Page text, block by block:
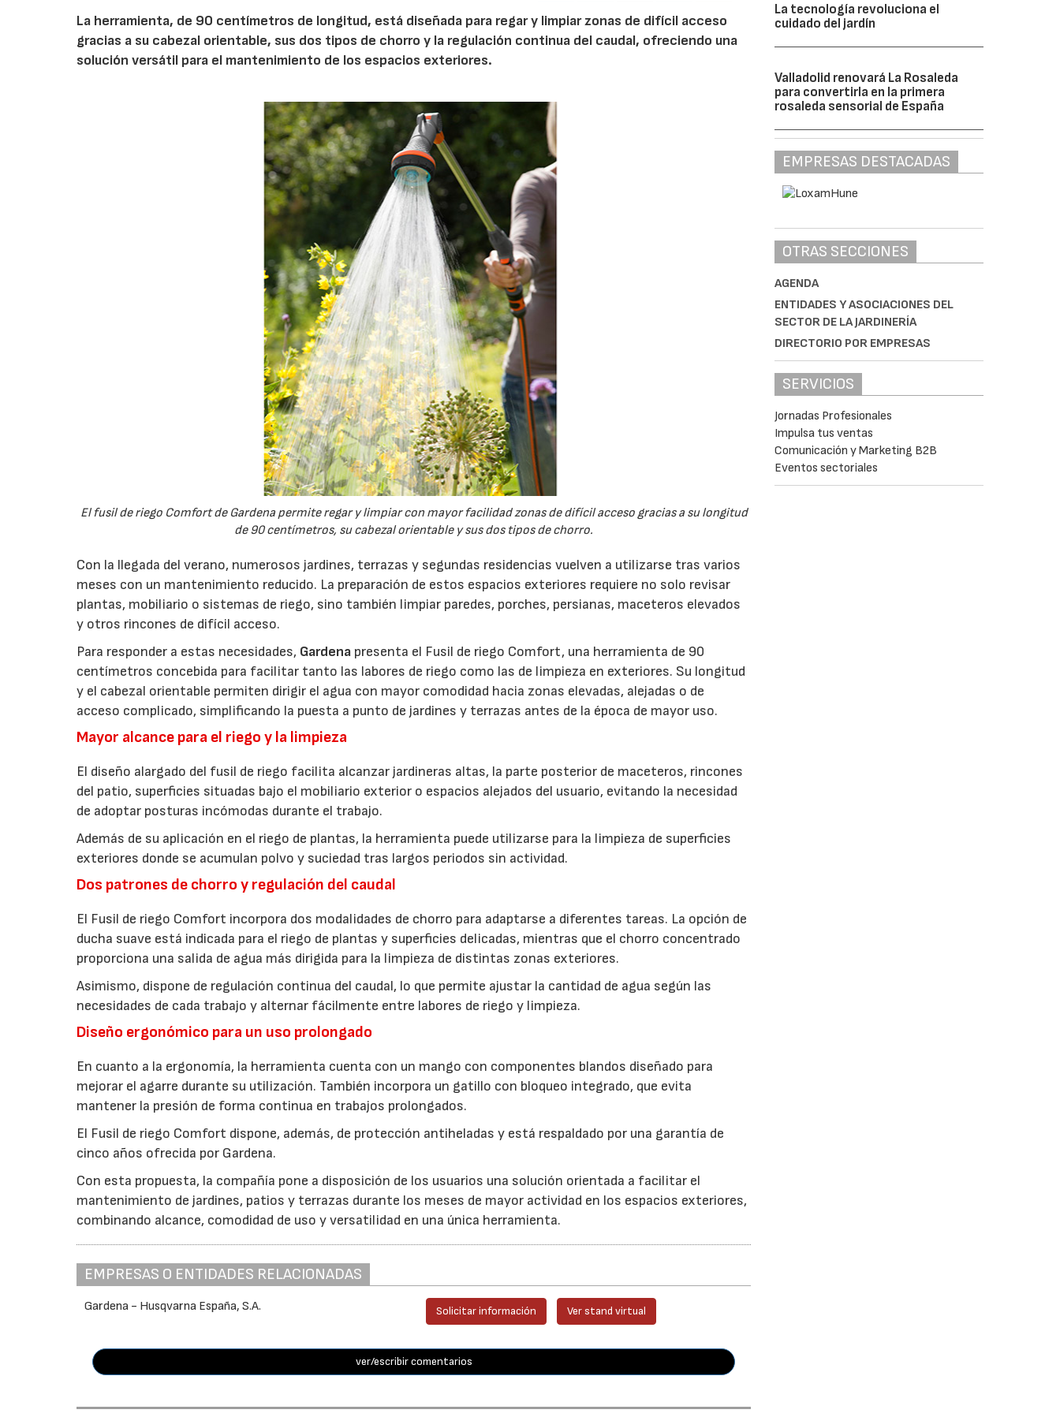
La herramienta, de 90 centímetros de longitud, está diseñada para regar y limpiar zonas de difícil acceso
gracias a su cabezal orientable, sus dos tipos de chorro y la regulación continua del caudal, ofreciendo una
solución versátil para el mantenimiento de los espacios exteriores.
El fusil de riego Comfort de Gardena permite regar y limpiar con mayor facilidad zonas de difícil acceso gracias a su longitud
de 90 centímetros, su cabezal orientable y sus dos tipos de chorro.
Con la llegada del verano, numerosos jardines, terrazas y segundas residencias vuelven a utilizarse tras varios
meses con un mantenimiento reducido. La preparación de estos espacios exteriores requiere no solo revisar
plantas, mobiliario o sistemas de riego, sino también limpiar paredes, porches, persianas, maceteros elevados
y otros rincones de difícil acceso.
Para responder a estas necesidades, Gardena presenta el Fusil de riego Comfort, una herramienta de 90
centímetros concebida para facilitar tanto las labores de riego como las de limpieza en exteriores. Su longitud
y el cabezal orientable permiten dirigir el agua con mayor comodidad hacia zonas elevadas, alejadas o de
acceso complicado, simplificando la puesta a punto de jardines y terrazas antes de la época de mayor uso.
Mayor alcance para el riego y la limpieza
El diseño alargado del fusil de riego facilita alcanzar jardineras altas, la parte posterior de maceteros, rincones
del patio, superficies situadas bajo el mobiliario exterior o espacios alejados del usuario, evitando la necesidad
de adoptar posturas incómodas durante el trabajo.
Además de su aplicación en el riego de plantas, la herramienta puede utilizarse para la limpieza de superficies
exteriores donde se acumulan polvo y suciedad tras largos periodos sin actividad.
Dos patrones de chorro y regulación del caudal
El Fusil de riego Comfort incorpora dos modalidades de chorro para adaptarse a diferentes tareas. La opción de
ducha suave está indicada para el riego de plantas y superficies delicadas, mientras que el chorro concentrado
proporciona una salida de agua más dirigida para la limpieza de distintas zonas exteriores.
Asimismo, dispone de regulación continua del caudal, lo que permite ajustar la cantidad de agua según las
necesidades de cada trabajo y alternar fácilmente entre labores de riego y limpieza.
Diseño ergonómico para un uso prolongado
En cuanto a la ergonomía, la herramienta cuenta con un mango con componentes blandos diseñado para
mejorar el agarre durante su utilización. También incorpora un gatillo con bloqueo integrado, que evita
mantener la presión de forma continua en trabajos prolongados.
El Fusil de riego Comfort dispone, además, de protección antiheladas y está respaldado por una garantía de
cinco años ofrecida por Gardena.
Con esta propuesta, la compañía pone a disposición de los usuarios una solución orientada a facilitar el
mantenimiento de jardines, patios y terrazas durante los meses de mayor actividad en los espacios exteriores,
combinando alcance, comodidad de uso y versatilidad en una única herramienta.
EMPRESAS O ENTIDADES RELACIONADAS
Gardena - Husqvarna España, S.A. Solicitar información Ver stand virtual
ver/escribir comentarios
La tecnología revoluciona el
cuidado del jardín
Valladolid renovará La Rosaleda
para convertirla en la primera
rosaleda sensorial de España
EMPRESAS DESTACADAS
OTRAS SECCIONES
AGENDA
ENTIDADES Y ASOCIACIONES DEL
SECTOR DE LA JARDINERÍA
DIRECTORIO POR EMPRESAS
SERVICIOS
Jornadas Profesionales
Impulsa tus ventas
Comunicación y Marketing B2B
Eventos sectoriales